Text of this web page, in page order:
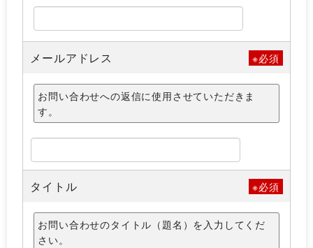
メールアドレス ※必須
お問い合わせへの返信に使用させていただきま
す。
タイトル ※必須
お問い合わせのタイトル（題名）を入力してくだ
さい。